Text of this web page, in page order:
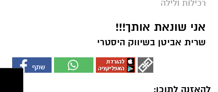
רכילות ולילה
אני שונאת אותך!!!
שרית אביטן בשיווק היסטרי
להאזנה לתוכן: